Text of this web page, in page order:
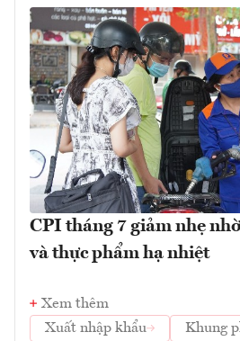
CPI tháng 7 giảm nhẹ
và thực phẩm hạ nhiệt
Xem thêm
Xuất nhập khẩu
Khung